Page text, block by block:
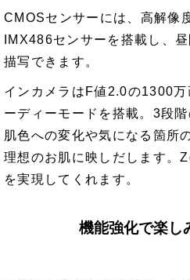
CMOSセンサーには、高解像
IMX486センサーを搭載し、
描写できます。
インカメラはF値2.0の1300万
ーディーモードを搭載。3段
肌色への変化や気になる箇所
理想のお肌に映しだします。
を実現してくれます。
機能強化で楽し